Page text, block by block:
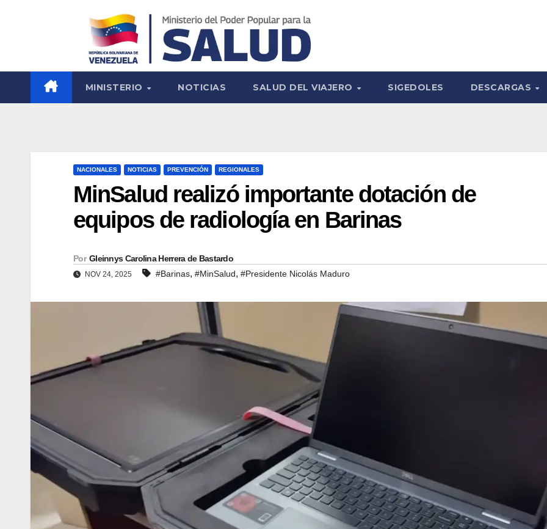
MINISTERIO NOTICIAS SALUD DEL VIAJERO SIGEDOLES DESCARGAS
NACIONALES NOTICIAS PREVENCIÓN REGIONALES
MinSalud realizó importante dotación de
equipos de radiología en Barinas
Por Gleinnys Carolina Herrera de Bastardo
NOV 24, 2025 #Barinas, #MinSalud, #Presidente Nicolás Maduro